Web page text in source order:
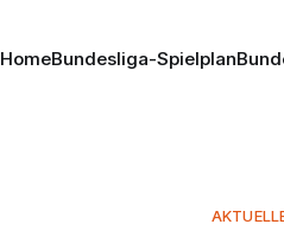
HomeBundesliga-Spielplan